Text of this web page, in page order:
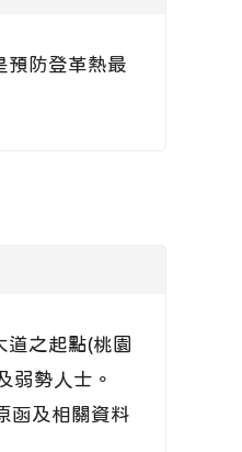
預防登革熱最
之起點(桃園
弱勢人士。
函及相關資料